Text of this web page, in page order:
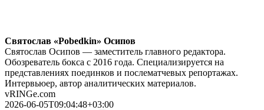
Святослав «Pobedkin» Осипов
Святослав Осипов — заместитель главного редактора.
Обозреватель бокса с 2016 года. Специализируется на
представлениях поединков и послематчевых репортажах.
Интервьюер, автор аналитических материалов.
vRINGe.com
2026-06-05T09:04:48+03:00